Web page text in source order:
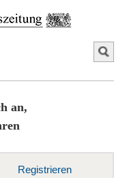
an,
Registrieren